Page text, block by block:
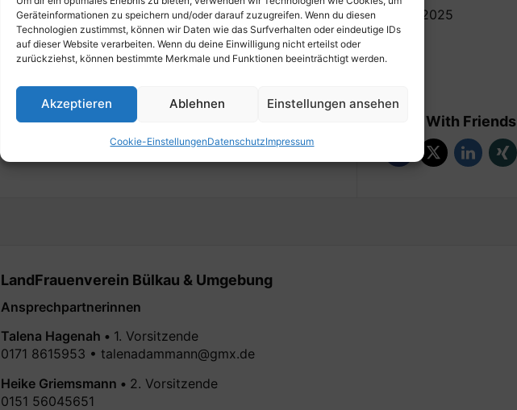
Geräteinformationen zu speichern und/oder darauf zuzugreifen. Wenn du diesen
Technologien zustimmst, können wir Daten wie das Surfverhalten oder eindeutige IDs
auf dieser Website verarbeiten. Wenn du deine Einwilligung nicht erteilst oder
zurückziehst, können bestimmte Merkmale und Funktionen beeinträchtigt werden.
Akzeptieren Ablehnen Einstellungen ansehen
Cookie-EinstellungenDatenschutzImpressum
27-10-2025
Share With Friends
LandFrauenverein Bülkau & Umgebung
Ansprechpartnerinnen
Talena Hagenah • 1. Vorsitzende
0171 8615953 • talenadammann@gmx.de
Heike Griemsmann • 2. Vorsitzende
0151 56045651